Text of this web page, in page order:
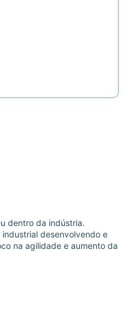
dentro da indústria.
desenvolvendo e
na agilidade e aumento da